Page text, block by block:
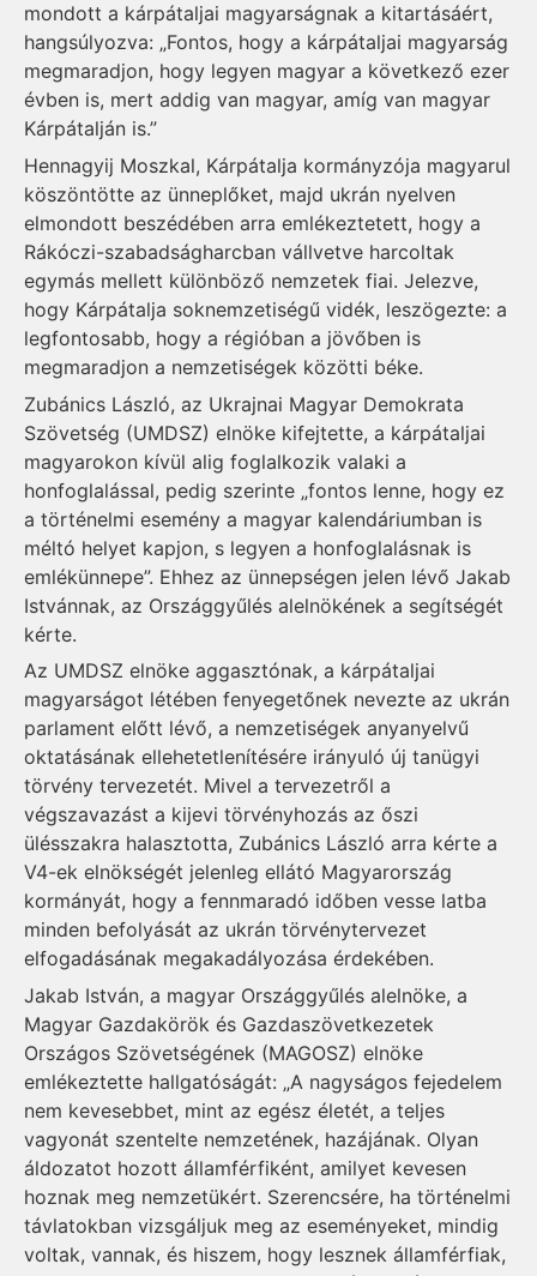
mondott a kárpátaljai magyarságnak a kitartásáért,
hangsúlyozva: „Fontos, hogy a kárpátaljai magyarság
megmaradjon, hogy legyen magyar a következő ezer
évben is, mert addig van magyar, amíg van magyar
Kárpátalján is.”
Hennagyij Moszkal, Kárpátalja kormányzója magyarul
köszöntötte az ünneplőket, majd ukrán nyelven
elmondott beszédében arra emlékeztetett, hogy a
Rákóczi-szabadságharcban vállvetve harcoltak
egymás mellett különböző nemzetek fiai. Jelezve,
hogy Kárpátalja soknemzetiségű vidék, leszögezte: a
legfontosabb, hogy a régióban a jövőben is
megmaradjon a nemzetiségek közötti béke.
Zubánics László, az Ukrajnai Magyar Demokrata
Szövetség (UMDSZ) elnöke kifejtette, a kárpátaljai
magyarokon kívül alig foglalkozik valaki a
honfoglalással, pedig szerinte „fontos lenne, hogy ez
a történelmi esemény a magyar kalendáriumban is
méltó helyet kapjon, s legyen a honfoglalásnak is
emlékünnepe”. Ehhez az ünnepségen jelen lévő Jakab
Istvánnak, az Országgyűlés alelnökének a segítségét
kérte.
Az UMDSZ elnöke aggasztónak, a kárpátaljai
magyarságot létében fenyegetőnek nevezte az ukrán
parlament előtt lévő, a nemzetiségek anyanyelvű
oktatásának ellehetetlenítésére irányuló új tanügyi
törvény tervezetét. Mivel a tervezetről a
végszavazást a kijevi törvényhozás az őszi
ülésszakra halasztotta, Zubánics László arra kérte a
V4-ek elnökségét jelenleg ellátó Magyarország
kormányát, hogy a fennmaradó időben vesse latba
minden befolyását az ukrán törvénytervezet
elfogadásának megakadályozása érdekében.
Jakab István, a magyar Országgyűlés alelnöke, a
Magyar Gazdakörök és Gazdaszövetkezetek
Országos Szövetségének (MAGOSZ) elnöke
emlékeztette hallgatóságát: „A nagyságos fejedelem
nem kevesebbet, mint az egész életét, a teljes
vagyonát szentelte nemzetének, hazájának. Olyan
áldozatot hozott államférfiként, amilyet kevesen
hoznak meg nemzetükért. Szerencsére, ha történelmi
távlatokban vizsgáljuk meg az eseményeket, mindig
voltak, vannak, és hiszem, hogy lesznek államférfiak,